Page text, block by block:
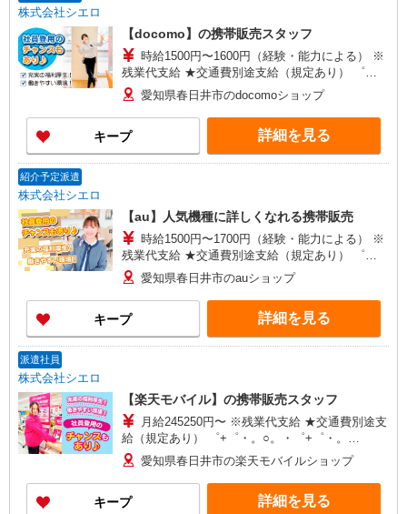
株式会社シエロ
【docomo】の携帯販売スタッフ
時給1500円〜1600円（経験・能力による） ※
残業代支給 ★交通費別途支給（規定あり） ゜
+゜・。○。・゜+゜・。○。・゜+゜ 入社祝い金10
万円支給(規定有) お友達を紹介頂くと, インセンテ
ィブ支給(規定有) ★月2回払い・週払い可能（規程
有）★ ゜・。○。・゜+゜・。○。・゜+゜
愛知県春日井市のdocomoショップ
キープ 詳細を見る
紹介予定派遣
株式会社シエロ
【au】人気機種に詳しくなれる携帯販売
時給1500円〜1700円（経験・能力による） ※
残業代支給 ★交通費別途支給（規定あり） ゜
+゜・。○。・゜+゜・。○。・゜+゜ 入社祝い金10
万円支給(規定有) お友達を紹介頂くと, インセンテ
ィブ支給(規定有) ★月2回払い・週払い可能（規程
有）★ ゜・。○。・゜+゜・。○。・゜+゜
愛知県春日井市のauショップ
キープ 詳細を見る
派遣社員
株式会社シエロ
【楽天モバイル】の携帯販売スタッフ
月給245250円〜 ※残業代支給 ★交通費別途支
給（規定あり） ゜+゜・。○。・゜+゜・。
○。・゜+゜ 入社祝い金10万円支給(規定有) お友達
を紹介頂くと, インセンティブ支給(規定有) ゜・。
○。・゜+゜・。○。・゜+゜
愛知県春日井市の楽天モバイルショップ
キープ 詳細を見る